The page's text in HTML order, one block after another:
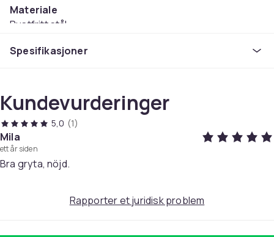
Materiale
Rustfritt stål
7a7c474d-dfc3-5c20-b2ac-9132a2cdc323
Spesifikasjoner
Kundevurderinger
5,0 (1)
Mila
ett år siden
Bra gryta, nöjd.
Rapporter et juridisk problem